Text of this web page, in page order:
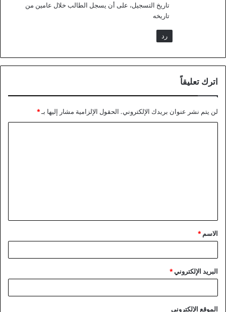
تاريخ التسجيل، على أن يسجل الطالب خلال عامين من
تاريخه
رد
اترك تعليقاً
لن يتم نشر عنوان بريدك الإلكتروني. الحقول الإلزامية مشار إليها بـ*
ق
*
الاسم *
البريد الإلكتروني*
الموقع الإلكتروني